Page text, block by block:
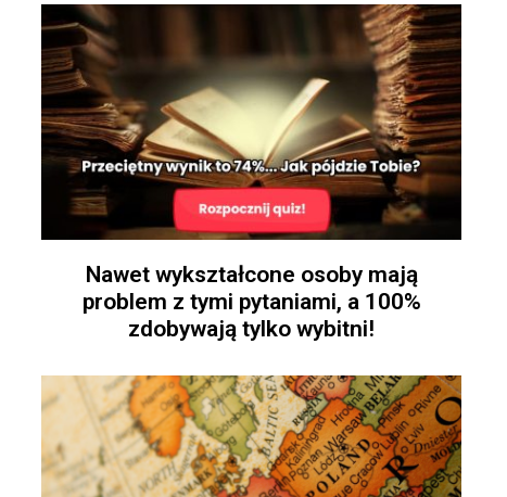
Nawet wykształcone osoby mają
problem z tymi pytaniami, a 100%
zdobywają tylko wybitni!